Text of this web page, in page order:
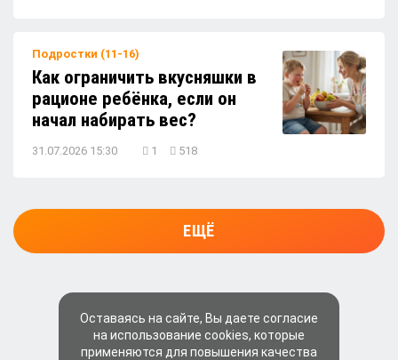
Подростки (11-16)
Как ограничить вкусняшки в
рационе ребёнка, если он
начал набирать вес?
31.07.2026 15:30 1 518
ЕЩЁ
Оставаясь на сайте, Вы даете согласие
на использование cookies, которые
применяются для повышения качества